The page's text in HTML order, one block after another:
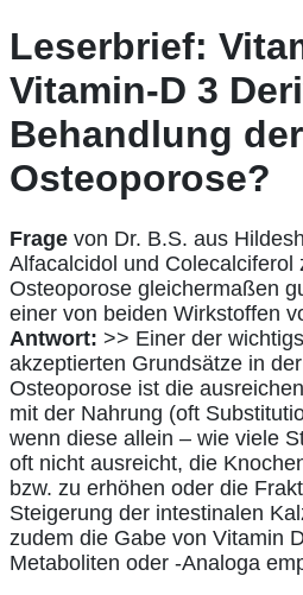
Leserbrief:
Vitamin-D 3
Behandlung der
Osteoporose?
Frage von Dr. B.S. aus
Alfacalcidol und Colecalciferol
Osteoporose gleichermaßen
einer von beiden Wirkstoffen
Antwort: >> Einer der
akzeptierten Grundsätze in
Osteoporose ist die
mit der Nahrung (oft
wenn diese allein – wie viele
oft nicht ausreicht, die
bzw. zu erhöhen oder die
Steigerung der intestinalen
zudem die Gabe von Vitamin
Metaboliten oder -Analoga